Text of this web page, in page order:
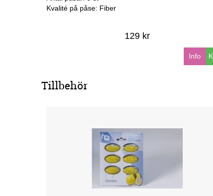
Kvalité på påse: Fiber
129 kr
Info
Tillbehör